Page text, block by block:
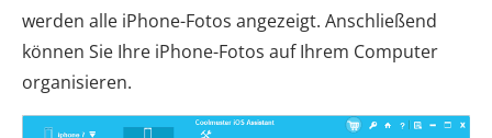
werden alle iPhone-Fotos angezeigt. Anschließend
können Sie Ihre iPhone-Fotos auf Ihrem Computer
organisieren.